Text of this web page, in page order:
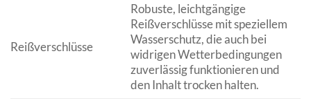
Reißverschlüsse
Robuste, leichtgängige
Reißverschlüsse mit speziellem
Wasserschutz, die auch bei
widrigen Wetterbedingungen
zuverlässig funktionieren und
den Inhalt trocken halten.